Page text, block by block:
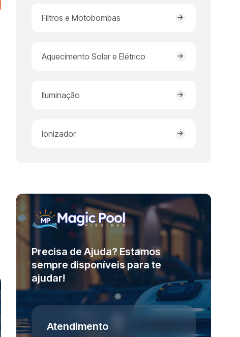
Filtros e Motobombas
Aquecimento Solar e Elétrico
Iluminação
Ionizador
Precisa de Ajuda? Estamos
sempre disponíveis para te
ajudar!
Atendimento